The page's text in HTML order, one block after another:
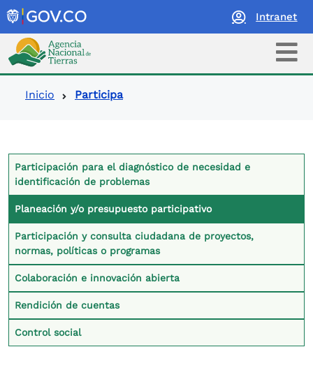
Intranet
Logo Agencia Nacional de Tierras
Ruta de navegación
Inicio Participa
Contexto Participa
Participación para el diagnóstico de necesidad e
identificación de problemas
Planeación y/o presupuesto participativo
Participación y consulta ciudadana de proyectos,
normas, políticas o programas
Colaboración e innovación abierta
Rendición de cuentas
Control social